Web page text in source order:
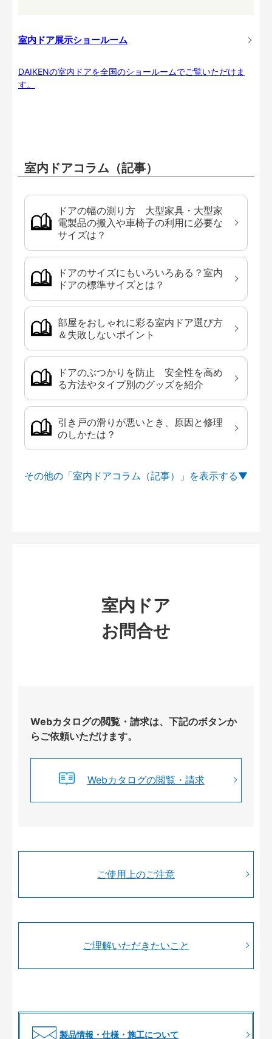
室内ドア展示ショールーム
DAIKENの室内ドアを全国のショールームでご覧いただけま
す。
室内ドアコラム（記事）
ドアの幅の測り方 大型家具・大型家
電製品の搬入や車椅子の利用に必要な
サイズは？
ドアのサイズにもいろいろある？室内
ドアの標準サイズとは？
部屋をおしゃれに彩る室内ドア選び方
＆失敗しないポイント
ドアのぶつかりを防止 安全性を高め
る方法やタイプ別のグッズを紹介
引き戸の滑りが悪いとき、原因と修理
のしかたは？
その他の「室内ドアコラム（記事）」を
室内ドア
お問合せ
Webカタログの閲覧・請求は、下記のボタンか
らご依頼いただけます。
Webカタログの閲覧・請求
ご使用上のご注意
ご理解いただきたいこと
製品情報・仕様・施工について